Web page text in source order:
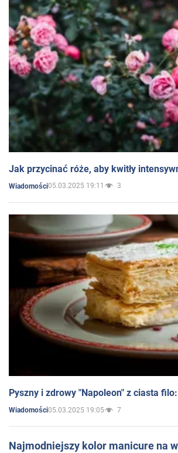
Jak przycinać róże, aby kwitły
Wiadomości05.03.2025 19:11 3
Pyszny i zdrowy "Napoleon" z ciasta
Wiadomości05.03.2025 19:05 7
Najmodniejszy kolor manicure na